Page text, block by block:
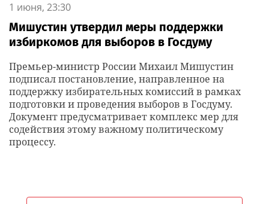
1 июня, 23:30
Мишустин утвердил меры поддержки
избиркомов для выборов в Госдуму
Премьер-министр России Михаил Мишустин
подписал постановление, направленное на
поддержку избирательных комиссий в рамках
подготовки и проведения выборов в Госдуму.
Документ предусматривает комплекс мер для
содействия этому важному политическому
процессу.